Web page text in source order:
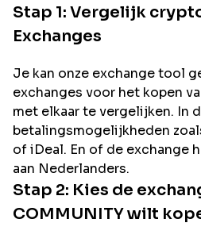
Stap 1: Vergelijk
Exchanges
Je kan onze exchange tool
exchanges voor het kopen
met elkaar te vergelijken. In
betalingsmogelijkheden
of iDeal. En of de exchange
aan Nederlanders.
Stap 2: Kies de
COMMUNITYwilt